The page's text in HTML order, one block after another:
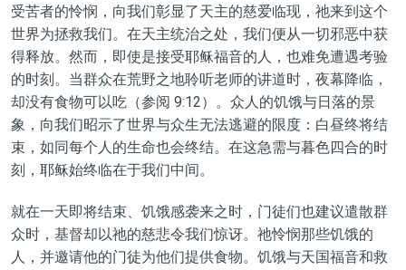
受苦者的怜悯，向我们彰显了天主的慈爱临现，祂来到这个
世界为拯救我们。在天主统治之处，我们便从一切邪恶中获
得释放。然而， 即使是接受耶稣福音的人，也难免遭遇考验
的时刻。当群众在荒野之地聆听老师的讲道时，夜幕降临 ，
却没有食物可以吃（参阅 9:12）。众人的饥饿与日落的景
象，向我们昭示了世界与众生无法逃避的限度：白昼终将结
束，如同每个人的生命也会终结。在这急需与暮色四合的时
刻，耶稣始终临在于我们中间。
就在一天即将结束、饥饿感袭来之时， 门徒们也建议遣散群
众时，基督却以祂的慈悲令我们惊讶。 祂怜悯那些饥饿的
人，并邀请他的门徒为他们提供食物。饥饿与天国福音和救